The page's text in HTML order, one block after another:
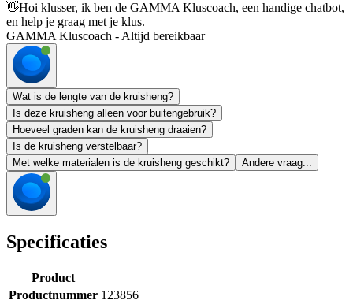
👋Hoi klusser, ik ben de GAMMA Kluscoach, een handige chatbot,
en help je graag met je klus.
GAMMA Kluscoach - Altijd bereikbaar
Wat is de lengte van de kruisheng?
Is deze kruisheng alleen voor buitengebruik?
Hoeveel graden kan de kruisheng draaien?
Is de kruisheng verstelbaar?
Met welke materialen is de kruisheng geschikt?
Andere vraag...
Specificaties
Product
Productnummer 123856